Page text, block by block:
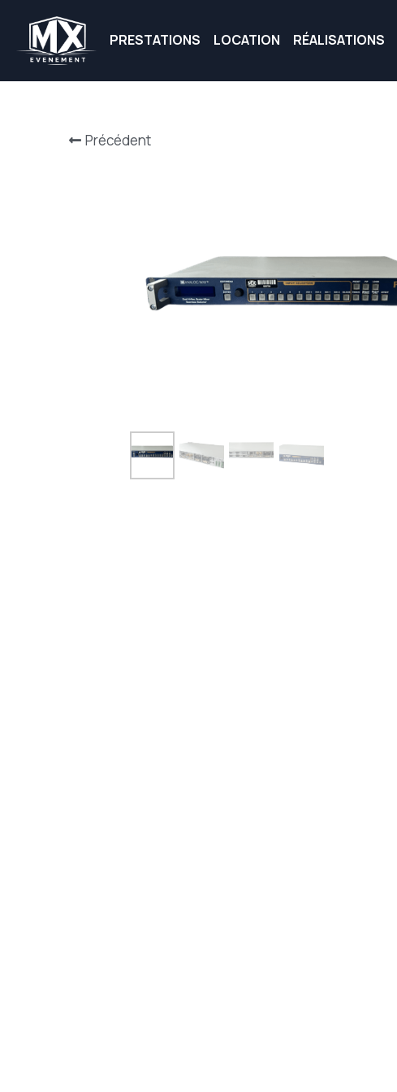
PRESTATIONS LOCATION RÉALISATIONS
Précédent